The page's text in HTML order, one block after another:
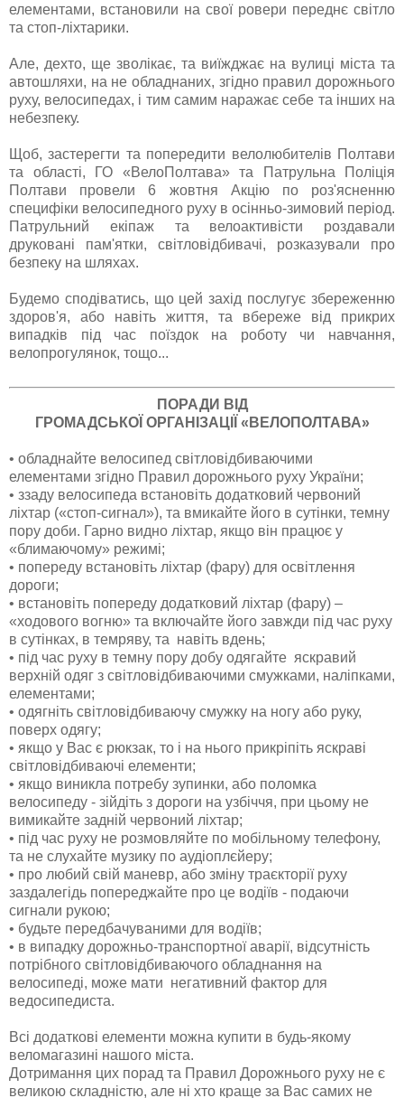
елементами, встановили на свої ровери переднє світло
та стоп-ліхтарики.
Але, дехто, ще зволікає, та виїжджає на вулиці міста та
автошляхи, на не обладнаних, згідно правил дорожнього
руху, велосипедах, і тим самим наражає себе та інших на
небезпеку.
Щоб, застерегти та попередити велолюбителів Полтави
та області, ГО «ВелоПолтава» та Патрульна Поліція
Полтави провели 6 жовтня Акцію по роз'ясненню
специфіки велосипедного руху в осінньо-зимовий період.
Патрульний екіпаж та велоактивісти роздавали
друковані пам'ятки, світловідбивачі, розказували про
безпеку на шляхах.
Будемо сподіватись, що цей захід послугує збереженню
здоров'я, або навіть життя, та вбереже від прикрих
випадків під час поїздок на роботу чи навчання,
велопрогулянок, тощо...
ПОРАДИ ВІД
ГРОМАДСЬКОЇ ОРГАНІЗАЦІЇ «ВЕЛОПОЛТАВА»
• обладнайте велосипед світловідбиваючими
елементами згідно Правил дорожнього руху України;
• ззаду велосипеда встановіть додатковий червоний
ліхтар («стоп-сигнал»), та вмикайте його в сутінки, темну
пору доби. Гарно видно ліхтар, якщо він працює у
«блимаючому» режимі;
• попереду встановіть ліхтар (фару) для освітлення
дороги;
• встановіть попереду додатковий ліхтар (фару) –
«ходового вогню» та включайте його завжди під час руху
в сутінках, в темряву, та навіть вдень;
• під час руху в темну пору добу одягайте яскравий
верхній одяг з світловідбиваючими смужками, наліпками,
елементами;
• одягніть світловідбиваючу смужку на ногу або руку,
поверх одягу;
• якщо у Вас є рюкзак, то і на нього прикріпіть яскраві
світловідбиваючі елементи;
• якщо виникла потребу зупинки, або поломка
велосипеду - зійдіть з дороги на узбіччя, при цьому не
вимикайте задній червоний ліхтар;
• під час руху не розмовляйте по мобільному телефону,
та не слухайте музику по аудіоплєйеру;
• про любий свій маневр, або зміну траєкторії руху
заздалегідь попереджайте про це водіїв - подаючи
сигнали рукою;
• будьте передбачуваними для водіїв;
• в випадку дорожньо-транспортної аварії, відсутність
потрібного світловідбиваючого обладнання на
велосипеді, може мати негативний фактор для
ведосипедиста.
Всі додаткові елементи можна купити в будь-якому
веломагазині нашого міста.
Дотримання цих порад та Правил Дорожнього руху не є
великою складністю, але ні хто краще за Вас самих не